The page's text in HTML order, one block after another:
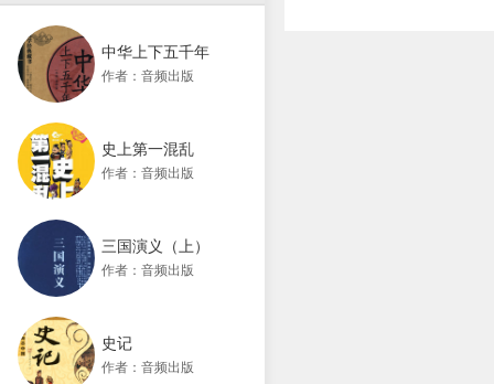
中华上下五千年
作者：音频出版
史上第一混乱
作者：音频出版
三国演义（上）
作者：音频出版
史记
作者：音频出版